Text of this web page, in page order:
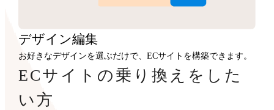
デザイン編集
お好きなデザインを選ぶだけで、ECサイトを構築できます。
ECサイトの乗り換えをした
い方